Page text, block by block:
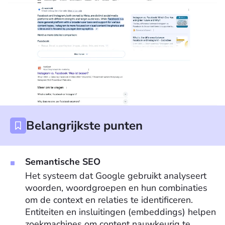
Belangrijkste punten
Semantische SEO
Het systeem dat Google gebruikt analyseert
woorden, woordgroepen en hun combinaties
om de context en relaties te identificeren.
Entiteiten en insluitingen (embeddings) helpen